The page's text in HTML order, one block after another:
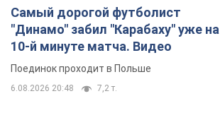
Самый дорогой футболист
"Динамо" забил "Карабаху" уже на
10-й минуте матча. Видео
Поединок проходит в Польше
6.08.2026 20:48 7,2 т.